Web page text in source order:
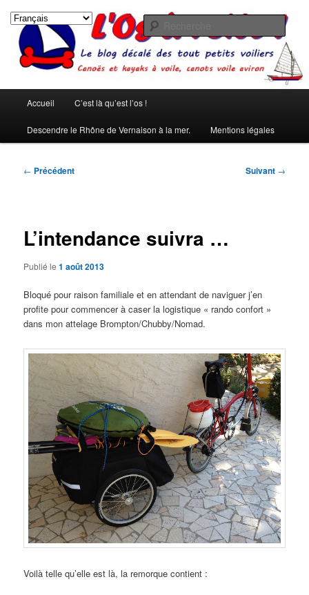
contenu
principalL'os à voile !
(Pierre Dac)
principal
Accueil C’est là qu’est l’os !
Descendre le Rhône de Vernaison à la mer. Mentions légales
Navigation
← Précédent Suivant →
L’intendance suivra …
Publié le1 août 2013
Bloqué pour raison familiale et en attendant de naviguer j’en
profite pour commencer à caser la logistique « rando confort »
dans mon attelage Brompton/Chubby/Nomad.
Voilà telle qu’elle est là, la remorque contient :